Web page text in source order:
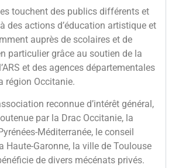
touchent des publics différents et
des actions d’éducation artistique et
auprès de scolaires et de
particulier grâce au soutien de la
et des agences départementales
région Occitanie.
reconnue d’intérêt général,
par la Drac Occitanie, la
Méditerranée, le conseil
Haute-Garonne, la ville de Toulouse
de divers mécénats privés.